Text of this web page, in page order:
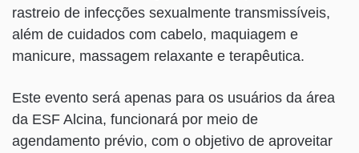
rastreio de infecções sexualmente transmissíveis,
além de cuidados com cabelo, maquiagem e
manicure, massagem relaxante e terapêutica.
Este evento será apenas para os usuários da área
da ESF Alcina, funcionará por meio de
agendamento prévio, com o objetivo de aproveitar